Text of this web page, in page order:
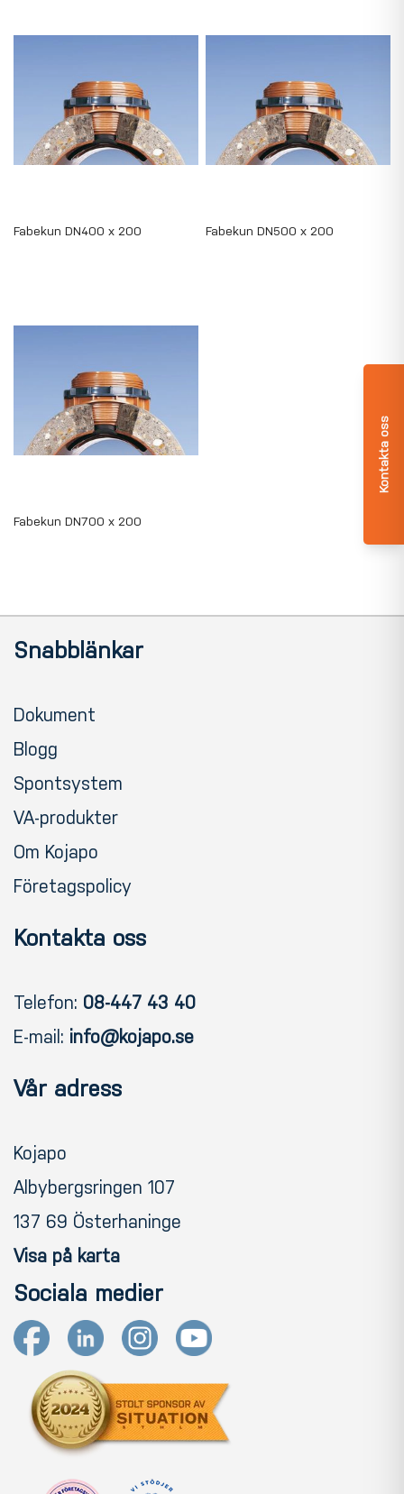
Kontakta oss
Fabekun DN400 x 200 Fabekun DN500 x 200
Fabekun DN700 x 200
Snabblänkar
Dokument
Blogg
Spontsystem
VA-produkter
Om Kojapo
Företagspolicy
Kontakta oss
Telefon: 08-447 43 40
E-mail: info@kojapo.se
Vår adress
Kojapo
Albybergsringen 107
137 69 Österhaninge
Visa på karta
Sociala medier